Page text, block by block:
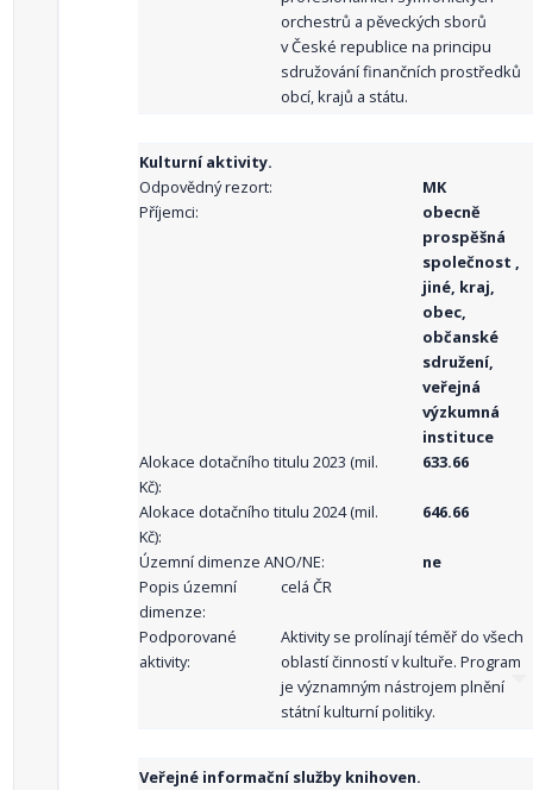
orchestrů a pěveckých sborů
v České republice na principu
sdružování finančních prostředků
obcí, krajů a státu.
Kulturní aktivity.
Odpovědný rezort:
MK
Příjemci:
obecně
prospěšná
společnost ,
jiné, kraj,
obec,
občanské
sdružení,
veřejná
výzkumná
instituce
Alokace dotačního titulu 2023 (mil.
Kč):
633.66
Alokace dotačního titulu 2024 (mil.
Kč):
646.66
Územní dimenze ANO/NE:
ne
Popis územní
dimenze:
celá ČR
Podporované
aktivity:
Aktivity se prolínají téměř do všech
oblastí činností v kultuře. Program
je významným nástrojem plnění
státní kulturní politiky.
Veřejné informační služby knihoven.